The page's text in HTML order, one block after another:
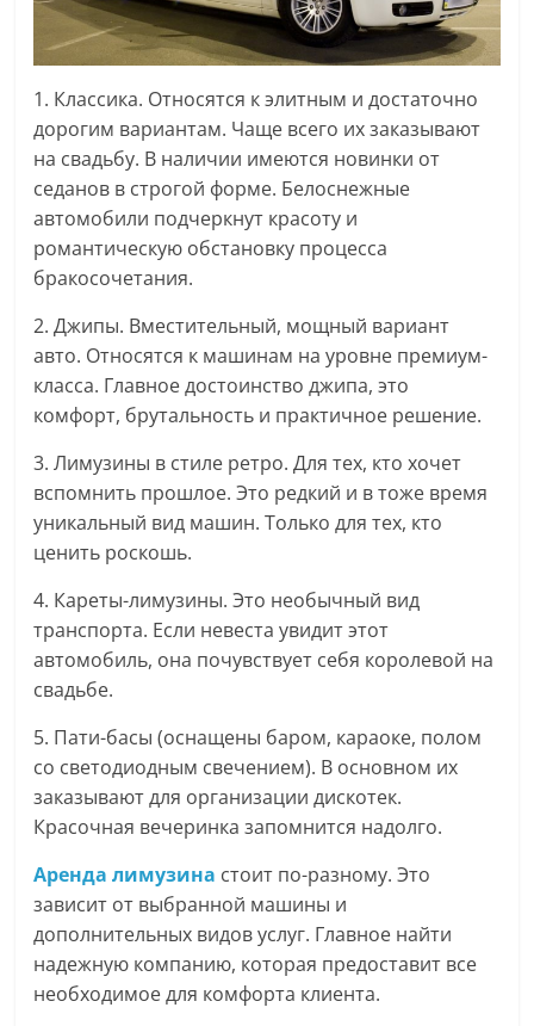
1. Классика. Относятся к элитным и достаточно
дорогим вариантам. Чаще всего их заказывают
на свадьбу. В наличии имеются новинки от
седанов в строгой форме. Белоснежные
автомобили подчеркнут красоту и
романтическую обстановку процесса
бракосочетания.
2. Джипы. Вместительный, мощный вариант
авто. Относятся к машинам на уровне премиум-
класса. Главное достоинство джипа, это
комфорт, брутальность и практичное решение.
3. Лимузины в стиле ретро. Для тех, кто хочет
вспомнить прошлое. Это редкий и в тоже время
уникальный вид машин. Только для тех, кто
ценить роскошь.
4. Кареты-лимузины. Это необычный вид
транспорта. Если невеста увидит этот
автомобиль, она почувствует себя королевой на
свадьбе.
5. Пати-басы (оснащены баром, караоке, полом
со светодиодным свечением). В основном их
заказывают для организации дискотек.
Красочная вечеринка запомнится надолго.
Аренда лимузина стоит по-разному. Это
зависит от выбранной машины и
дополнительных видов услуг. Главное найти
надежную компанию, которая предоставит все
необходимое для комфорта клиента.